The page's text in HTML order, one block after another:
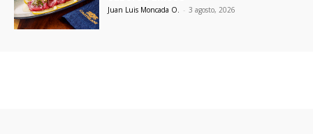
Juan Luis Moncada O. - 3 agosto, 2026